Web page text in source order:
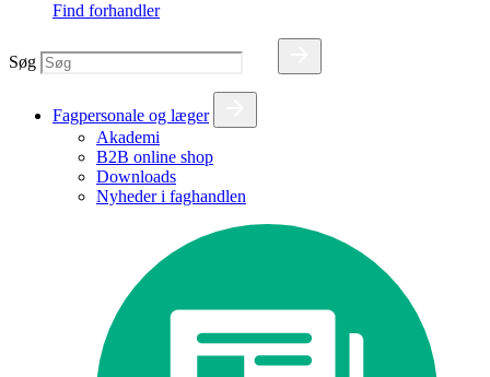
Find forhandler
Søg
Fagpersonale og læger
Akademi
B2B online shop
Downloads
Nyheder i faghandlen